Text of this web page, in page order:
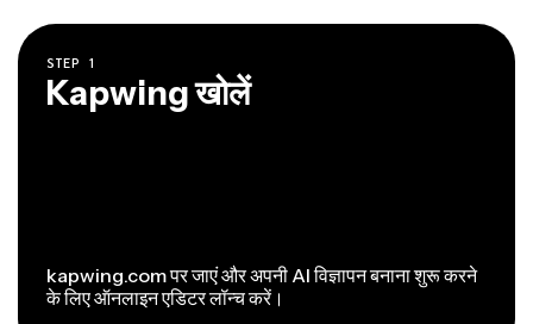
STEP 1
Kapwing खोलें
kapwing.com पर जाएं और अपनी AI विज्ञापन बनाना शुरू करने
के लिए ऑनलाइन एडिटर लॉन्च करें।